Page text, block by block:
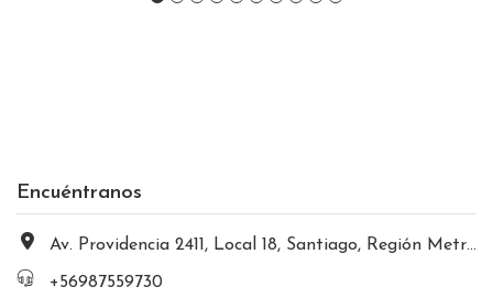
Encuéntranos
Av. Providencia 2411, Local 18, Santiago, Región Metropolitana, Chile
+56987559730